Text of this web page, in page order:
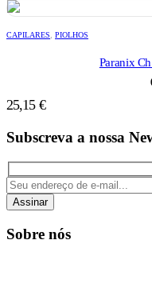
CAPILARES, PIOLHOS
Paranix
25,15 €
Subscreva a nossa
Assinar
Sobre nós